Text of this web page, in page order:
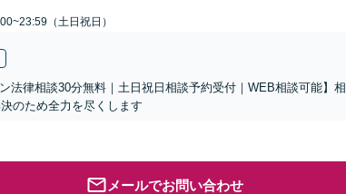
（土日祝日）
法律相談30分無料｜土日祝日相談予約受付｜WEB相談可能】相
のため全力を尽くします
メールでお問い合わせ